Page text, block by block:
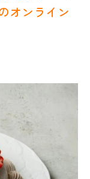
オンライン